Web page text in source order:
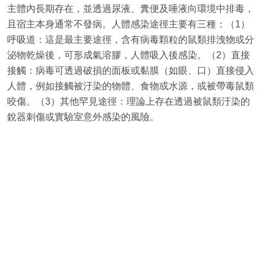
主體內長期存在，並透過尿液、糞便及唾液向環境中排毒，
且宿主本身通常不發病。人體感染途徑主要有三種：（1）
呼吸道：這是最主要途徑，含有病毒顆粒的鼠類排洩物或分
泌物乾燥後，可形成氣溶膠，人體吸入後感染。（2）直接
接觸：病毒可透過破損的面板或黏膜（如眼、口）直接侵入
人體，例如接觸被汙染的物體、食物或水源，或被帶毒鼠類
咬傷。（3）其他罕見途徑：理論上存在透過被鼠類汙染的
銳器刺傷或實驗室意外感染的風險。